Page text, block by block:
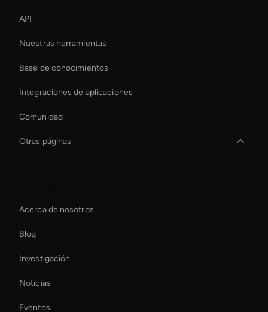
API
Nuestras herramientas
Base de conocimientos
Integraciones de aplicaciones
Comunidad
Otras páginas
Interactive Hologram
Virtual Camera Ai
Holographic Virtual Assistant
Real-Time Face Swap Ai
Acerca de nosotros
Blog
Investigación
Noticias
Eventos